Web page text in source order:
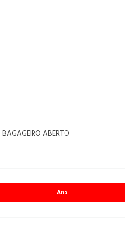
ABERTO
Ano